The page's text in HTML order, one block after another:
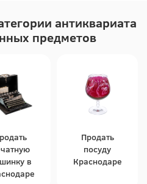
антиквариата
предметов
в
Продать
посуду
Краснодаре